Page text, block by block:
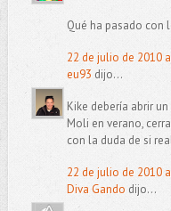
Qué ha pasado con
22 de julio de 2010
eu93 dijo...
Kike debería abrir
Moli en verano,
con la duda de si
22 de julio de 2010
Diva Gando dijo...